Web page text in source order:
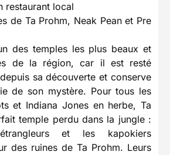
restaurant local
de Ta Prohm, Neak Pean et Pre
des temples les plus beaux et
de la région, car il est resté
sa découverte et conserve
de son mystère. Pour tous les
et Indiana Jones en herbe, Ta
temple perdu dans la jungle :
et les kapokiers
des ruines de Ta Prohm. Leurs